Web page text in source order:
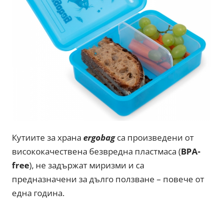
Кутиите за хранаergobagса произведени от
висококачествена безвредна пластмаса (BPA-
free), не задържат миризми и са
предназначени за дълго ползване – повече от
една година.